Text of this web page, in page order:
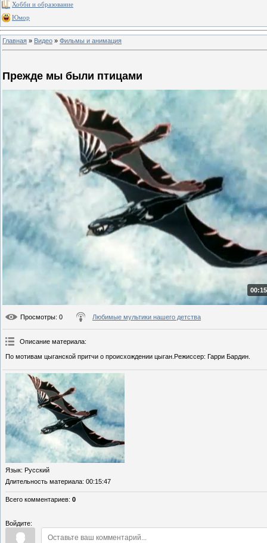
Хобби и образование
Юмор
Главная » Видео » Фильмы и анимация
Прежде мы были птицами
Просмотры: 0 Любимые мультики нашего детства
Описание материала:
По мотивам цыганской притчи о происхождении цыган.Режиссер: Гарри Бардин.
Язык: Русский
Длительность материала: 00:15:47
Всего комментариев: 0
Войдите: